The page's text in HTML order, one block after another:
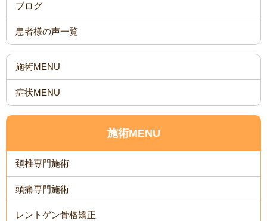
ブログ
患者様の声一覧
施術MENU
症状MENU
施術MENU
頚椎専門施術
頭痛専門施術
レントゲン骨格矯正